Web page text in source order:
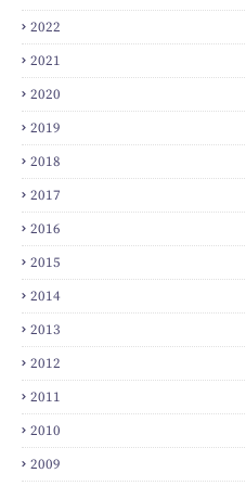
2022
2021
2020
2019
2018
2017
2016
2015
2014
2013
2012
2011
2010
2009